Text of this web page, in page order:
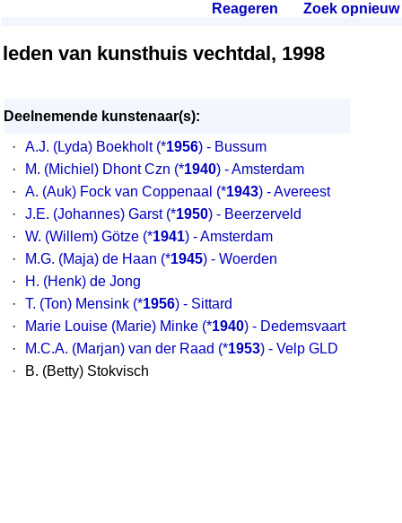
Reageren Zoek opnieuw.
leden van kunsthuis vechtdal, 1998
Deelnemende kunstenaar(s):
·
A.J. (Lyda) Boekholt (*1956) - Bussum
·
M. (Michiel) Dhont Czn (*1940) - Amsterdam
·
A. (Auk) Fock van Coppenaal (*1943) - Avereest
·
J.E. (Johannes) Garst (*1950) - Beerzerveld
·
W. (Willem) Götze (*1941) - Amsterdam
·
M.G. (Maja) de Haan (*1945) - Woerden
·
H. (Henk) de Jong
·
T. (Ton) Mensink (*1956) - Sittard
·
Marie Louise (Marie) Minke (*1940) - Dedemsvaart
·
M.C.A. (Marjan) van der Raad (*1953) - Velp GLD
·
B. (Betty) Stokvisch